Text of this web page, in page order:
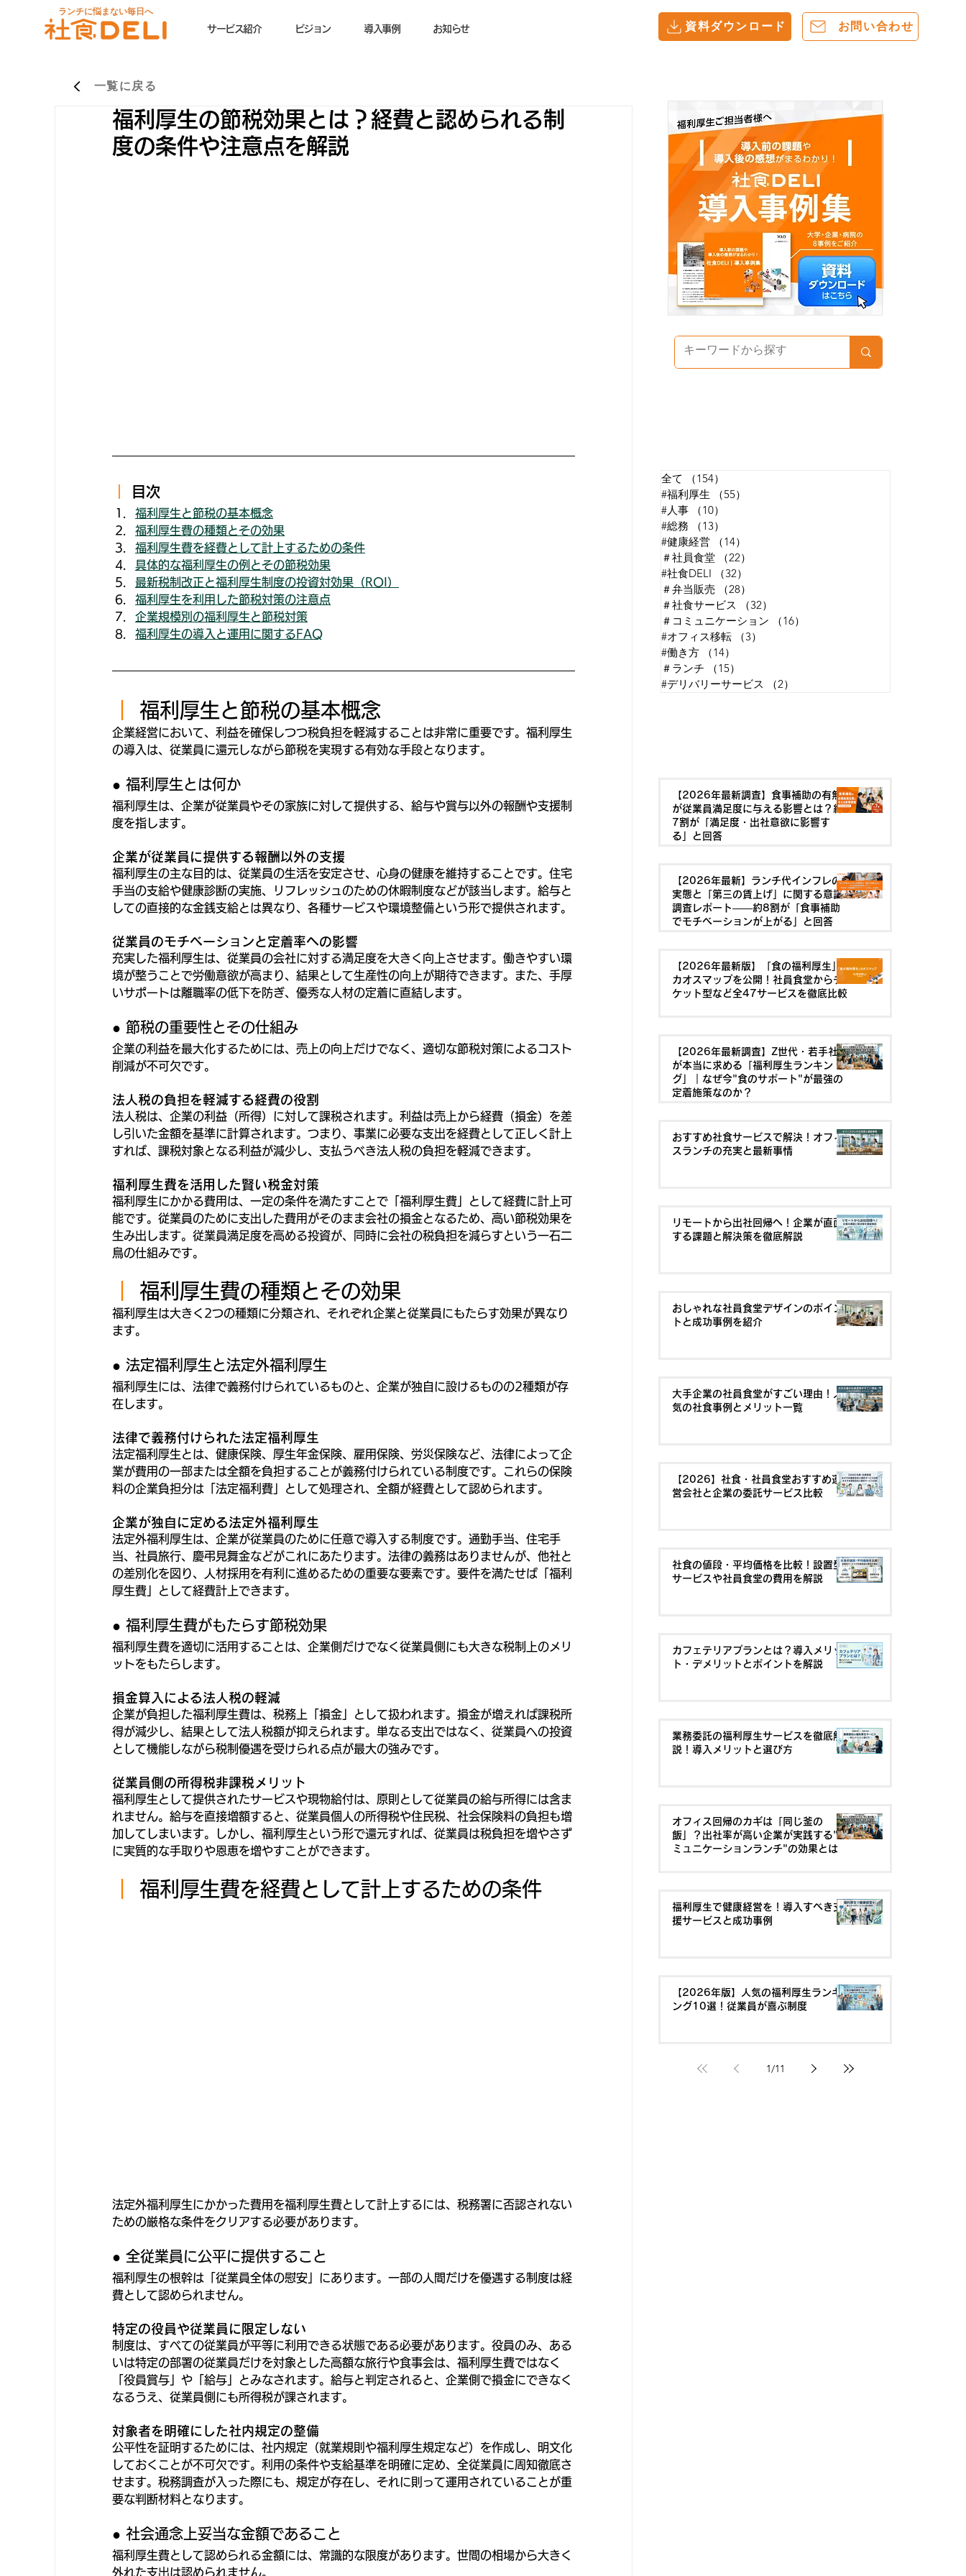
ランチに悩まない毎日へ
サービス紹介
ビジョン 導入事例 お知らせ 資料ダウンロード お問い合わせ
一覧に戻る
福利厚生の節税効果とは？経費と認められる制
度の条件や注意点を解説
目次
福利厚生と節税の基本概念
福利厚生費の種類とその効果
福利厚生費を経費として計上するための条件
具体的な福利厚生の例とその節税効果
最新税制改正と福利厚生制度の投資対効果（ROI）
福利厚生を利用した節税対策の注意点
企業規模別の福利厚生と節税対策
福利厚生の導入と運用に関するFAQ
福利厚生と節税の基本概念
企業経営において、利益を確保しつつ税負担を軽減することは非常に重要です。福利厚生
の導入は、従業員に還元しながら節税を実現する有効な手段となります。
● 福利厚生とは何か
福利厚生は、企業が従業員やその家族に対して提供する、給与や賞与以外の報酬や支援制
度を指します。
企業が従業員に提供する報酬以外の支援
福利厚生の主な目的は、従業員の生活を安定させ、心身の健康を維持することです。住宅
手当の支給や健康診断の実施、リフレッシュのための休暇制度などが該当します。給与と
しての直接的な金銭支給とは異なり、各種サービスや環境整備という形で提供されます。
従業員のモチベーションと定着率への影響
充実した福利厚生は、従業員の会社に対する満足度を大きく向上させます。働きやすい環
境が整うことで労働意欲が高まり、結果として生産性の向上が期待できます。また、手厚
いサポートは離職率の低下を防ぎ、優秀な人材の定着に直結します。
● 節税の重要性とその仕組み
企業の利益を最大化するためには、売上の向上だけでなく、適切な節税対策によるコスト
削減が不可欠です。
法人税の負担を軽減する経費の役割
法人税は、企業の利益（所得）に対して課税されます。利益は売上から経費（損金）を差
し引いた金額を基準に計算されます。つまり、事業に必要な支出を経費として正しく計上
すれば、課税対象となる利益が減少し、支払うべき法人税の負担を軽減できます。
福利厚生費を活用した賢い税金対策
福利厚生にかかる費用は、一定の条件を満たすことで「福利厚生費」として経費に計上可
能です。従業員のために支出した費用がそのまま会社の損金となるため、高い節税効果を
生み出します。従業員満足度を高める投資が、同時に会社の税負担を減らすという一石二
鳥の仕組みです。
福利厚生費の種類とその効果
福利厚生は大きく2つの種類に分類され、それぞれ企業と従業員にもたらす効果が異なり
ます。
● 法定福利厚生と法定外福利厚生
福利厚生には、法律で義務付けられているものと、企業が独自に設けるものの2種類が存
在します。
法律で義務付けられた法定福利厚生
法定福利厚生とは、健康保険、厚生年金保険、雇用保険、労災保険など、法律によって企
業が費用の一部または全額を負担することが義務付けられている制度です。これらの保険
料の企業負担分は「法定福利費」として処理され、全額が経費として認められます。
企業が独自に定める法定外福利厚生
法定外福利厚生は、企業が従業員のために任意で導入する制度です。通勤手当、住宅手
当、社員旅行、慶弔見舞金などがこれにあたります。法律の義務はありませんが、他社と
の差別化を図り、人材採用を有利に進めるための重要な要素です。要件を満たせば「福利
厚生費」として経費計上できます。
● 福利厚生費がもたらす節税効果
福利厚生費を適切に活用することは、企業側だけでなく従業員側にも大きな税制上のメリ
ットをもたらします。
損金算入による法人税の軽減
企業が負担した福利厚生費は、税務上「損金」として扱われます。損金が増えれば課税所
得が減少し、結果として法人税額が抑えられます。単なる支出ではなく、従業員への投資
として機能しながら税制優遇を受けられる点が最大の強みです。
従業員側の所得税非課税メリット
福利厚生として提供されたサービスや現物給付は、原則として従業員の給与所得には含ま
れません。給与を直接増額すると、従業員個人の所得税や住民税、社会保険料の負担も増
加してしまいます。しかし、福利厚生という形で還元すれば、従業員は税負担を増やさず
に実質的な手取りや恩恵を増やすことができます。
福利厚生費を経費として計上するための条件
法定外福利厚生にかかった費用を福利厚生費として計上するには、税務署に否認されない
ための厳格な条件をクリアする必要があります。
● 全従業員に公平に提供すること
福利厚生の根幹は「従業員全体の慰安」にあります。一部の人間だけを優遇する制度は経
費として認められません。
特定の役員や従業員に限定しない
制度は、すべての従業員が平等に利用できる状態である必要があります。役員のみ、ある
いは特定の部署の従業員だけを対象とした高額な旅行や食事会は、福利厚生費ではなく
「役員賞与」や「給与」とみなされます。給与と判定されると、企業側で損金にできなく
なるうえ、従業員側にも所得税が課されます。
対象者を明確にした社内規定の整備
公平性を証明するためには、社内規定（就業規則や福利厚生規定など）を作成し、明文化
しておくことが不可欠です。利用の条件や支給基準を明確に定め、全従業員に周知徹底さ
せます。税務調査が入った際にも、規定が存在し、それに則って運用されていることが重
要な判断材料となります。
● 社会通念上妥当な金額であること
福利厚生費として認められる金額には、常識的な限度があります。世間の相場から大きく
外れた支出は認められません。
全て （154）
#福利厚生
（55）
#人事
（10）
#総務
（13）
#健康経営
（14）
＃社員食堂
（22）
#社食DELI
（32）
＃弁当販売
（28）
＃社食サービス
（32）
＃コミュニケーション
（16）
#オフィス移転
（3）
#働き方
（14）
＃ランチ
（15）
#デリバリーサービス
（2）
【2026年最新調査】食事補助の有無
が従業員満足度に与える影響とは？約
7割が「満足度・出社意欲に影響す
る」と回答
【2026年最新】ランチ代インフレの
実態と「第三の賃上げ」に関する意識
調査レポート——約8割が「食事補助
でモチベーションが上がる」と回答
【2026年最新版】「食の福利厚生」
カオスマップを公開！社員食堂からチ
ケット型など全47サービスを徹底比較
【2026年最新調査】Z世代・若手社員
が本当に求める「福利厚生ランキン
グ」｜なぜ今"食のサポート"が最強の
定着施策なのか？
おすすめ社食サービスで解決！オフィ
スランチの充実と最新事情
リモートから出社回帰へ！企業が直面
する課題と解決策を徹底解説
おしゃれな社員食堂デザインのポイン
トと成功事例を紹介
大手企業の社員食堂がすごい理由！人
気の社食事例とメリット一覧
【2026】社食・社員食堂おすすめ運
営会社と企業の委託サービス比較
社食の値段・平均価格を比較！設置型
サービスや社員食堂の費用を解説
カフェテリアプランとは？導入メリッ
ト・デメリットとポイントを解説
業務委託の福利厚生サービスを徹底解
説！導入メリットと選び方
オフィス回帰のカギは「同じ釜の
飯」？出社率が高い企業が実践する"コ
ミュニケーションランチ"の効果とは
福利厚生で健康経営を！導入すべき支
援サービスと成功事例
【2026年版】人気の福利厚生ランキ
ング10選！従業員が喜ぶ制度
1/11